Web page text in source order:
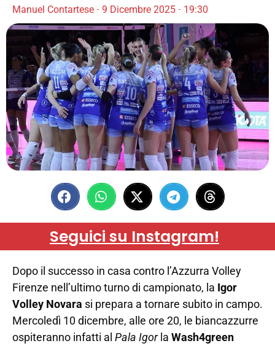
Manuel Contartese 9 Dicembre 2025 19:30
Seguici su Instagram!
Dopo il successo in casa contro l’Azzurra Volley
Firenze nell’ultimo turno di campionato, la Igor
Volley Novara si prepara a tornare subito in campo.
Mercoledì 10 dicembre, alle ore 20, le biancazzurre
ospiteranno infatti al Pala Igorla Wash4green